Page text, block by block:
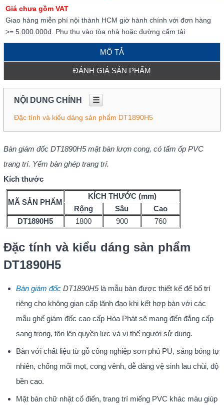
Giá chưa gồm VAT
Giao hàng miễn phí nội thành HCM giờ hành chính với đơn hàng
>= 5.000.000đ. Phụ thu vào tòa nhà hoặc đường cấm tải
MÔ TẢ
ĐÁNH GIÁ SẢN PHẨM
NỘI DUNG CHÍNH ☰
Đặc tính và kiểu dáng sản phẩm DT1890H5
Bàn giám đốc DT1890H5 mặt bàn lượn cong, có tấm ốp PVC
trang trí. Yếm bàn ghép trang trí.
Kích thước
MÃ SẢN PHẨM
KÍCH THƯỚC (mm)
Rộng
Sâu
Cao
DT1890H5
1800 900 760
Đặc tính và kiểu dáng sản phẩm
DT1890H5
Bàn giám đốcDT1890H5là mẫu bàn được thiết kế để bố trí
riêng cho không gian cấp lãnh đạo khi kết hợp bàn với các
mẫu ghế giám đốc cao cấp Hòa Phát sẽ mang đến đẳng cấp
sang trọng, tôn lên quyền lực và vị thế người sử dụng.
Bàn với chất liệu từ gỗ công nghiệp sơn phủ PU, sáng bóng tự
nhiên, chống mối mọt, cong vênh, dễ dàng vệ sinh lau chùi, độ
bền cao.
Mặt bàn chữ nhật cổ điển, trang trí miếng PVC khác màu giúp